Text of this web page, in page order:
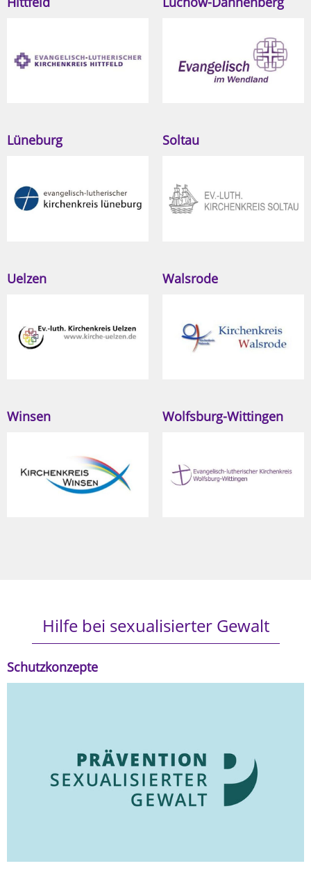
Lüneburg Soltau
Uelzen Walsrode
Winsen Wolfsburg-Wittingen
Hilfe bei sexualisierter Gewalt
Schutzkonzepte